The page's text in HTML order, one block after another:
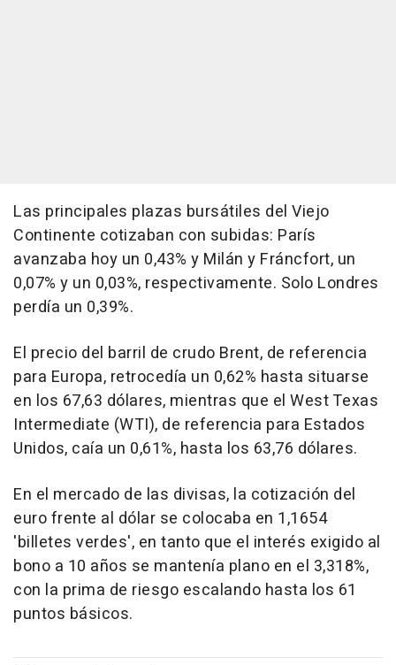
Las principales plazas bursátiles del Viejo
Continente cotizaban con subidas: París
avanzaba hoy un 0,43% y Milán y Fráncfort, un
0,07% y un 0,03%, respectivamente. Solo Londres
perdía un 0,39%.
El precio del barril de crudo Brent, de referencia
para Europa, retrocedía un 0,62% hasta situarse
en los 67,63 dólares, mientras que el West Texas
Intermediate (WTI), de referencia para Estados
Unidos, caía un 0,61%, hasta los 63,76 dólares.
En el mercado de las divisas, la cotización del
euro frente al dólar se colocaba en 1,1654
'billetes verdes', en tanto que el interés exigido al
bono a 10 años se mantenía plano en el 3,318%,
con la prima de riesgo escalando hasta los 61
puntos básicos.